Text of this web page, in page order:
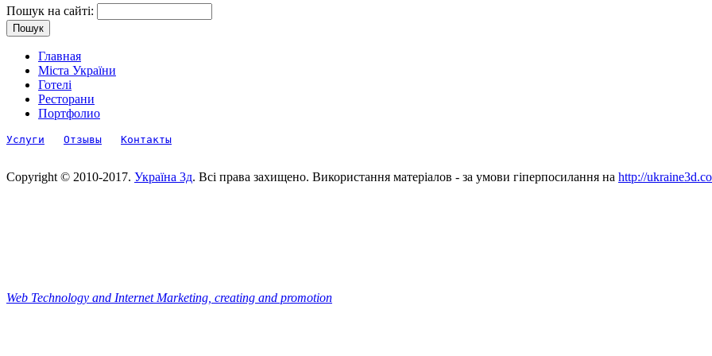
Пошук на сайті:
Главная
Міста України
Готелі
Ресторани
Портфолио
Услуги Отзывы Контакты
Copyright © 2010-2017. Україна 3д. Всі права захищено. Використання матеріалов - за умови гіперпосилання на http://
Web Technology and Internet Marketing, сreating and promotion